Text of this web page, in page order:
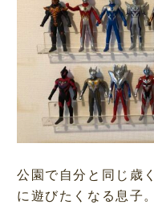
公園で自分と同じ歳
に遊びたくなる息子。